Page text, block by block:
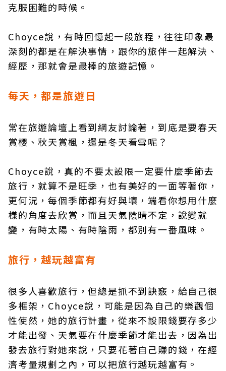
克服困難的時候。
Choyce說，有時回憶起一段旅程，往往印象最
深刻的都是在解決事情，跟你的旅伴一起解決、
經歷，那就會是最棒的旅遊記憶。
每天，都是旅遊日
常在旅遊論壇上看到網友討論著，到底是要春天
賞櫻、秋天賞楓，還是冬天看雪呢？
Choyce說，真的不要太設限一定要什麼季節去
旅行，就算不是旺季，也有美好的一面等著你，
更何況，每個季節都有好與壞，端看你想用什麼
樣的角度去欣賞，而且天氣陰晴不定，說變就
變，有時太陽、有時陰雨，都別有一番風味。
旅行，越玩越富有
很多人喜歡旅行，但總是抓不到訣竅，給自己很
多框架，Choyce說，可能是因為自己的樂觀個
性使然，她的旅行計畫，從來不設限錢要存多少
才能出發、天氣要在什麼季節才能出去，因為出
發去旅行對她來說，只要花著自己賺的錢，在經
濟考量規劃之內，可以把旅行越玩越富有。